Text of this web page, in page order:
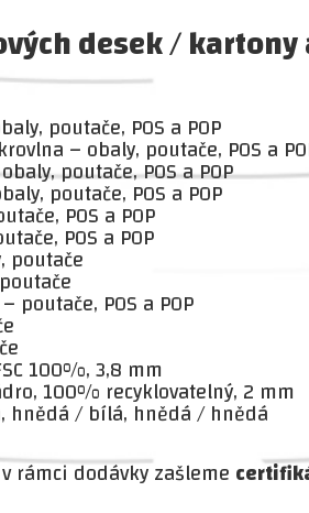
desek / kartony
poutače, POS a POP
– obaly, poutače, POS a
poutače, POS a POP
poutače, POS a POP
POS a POP
POS a POP
poutače
poutače, POS a POP
100%, 3,8 mm
100% recyklovatelný, 2 mm
/ bílá, hnědá / hnědá
rámci dodávky zašleme